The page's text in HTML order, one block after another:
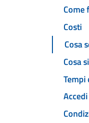
Come
Costi
Cosa
Cosa
Tempi